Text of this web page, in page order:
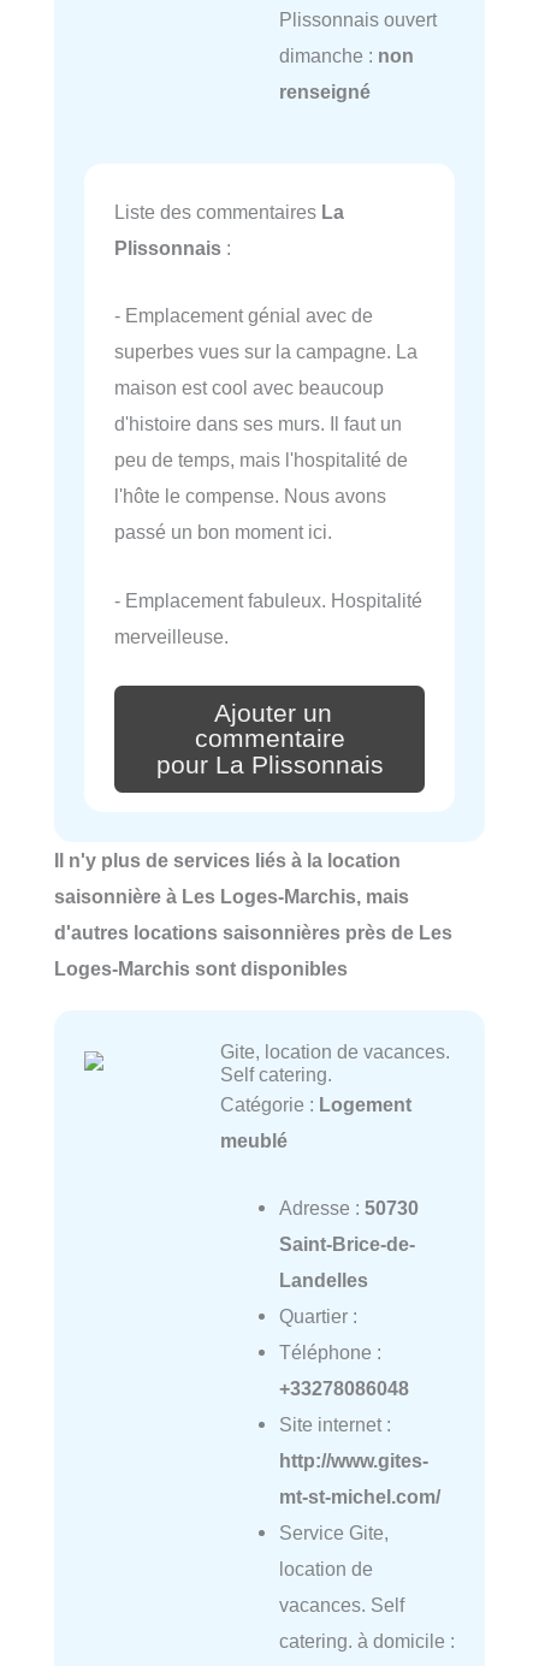
Plissonnais ouvert
dimanche : non
renseigné
Liste des commentaires La
Plissonnais :
- Emplacement génial avec de
superbes vues sur la campagne. La
maison est cool avec beaucoup
d'histoire dans ses murs. Il faut un
peu de temps, mais l'hospitalité de
l'hôte le compense. Nous avons
passé un bon moment ici.
- Emplacement fabuleux. Hospitalité
merveilleuse.
Ajouter un
commentaire
pour La Plissonnais
Il n'y plus de services liés à la location
saisonnière à Les Loges-Marchis, mais
d'autres locations saisonnières près de Les
Loges-Marchis sont disponibles
Gite, location de vacances.
Self catering.
Catégorie : Logement
meublé
Adresse : 50730
Saint-Brice-de-
Landelles
Quartier :
Téléphone :
+33278086048
Site internet :
http://www.gites-
mt-st-michel.com/
Service Gite,
location de
vacances. Self
catering. à domicile :